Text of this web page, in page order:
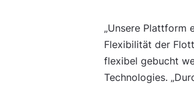
„Unsere Plattform
Flexibilität der
flexibel gebucht
Technologies.